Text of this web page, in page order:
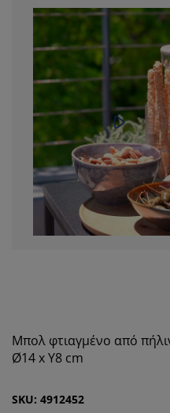
Μπολ φτιαγμένο από
Ø14 x Υ8 cm
SKU: 4912452